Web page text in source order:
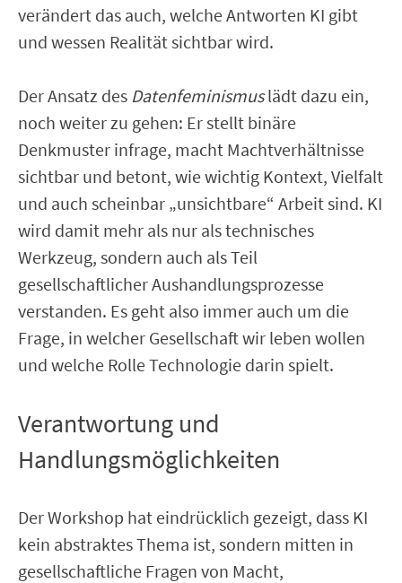
verändert das auch, welche Antworten KI gibt
und wessen Realität sichtbar wird.
Der Ansatz des Datenfeminismuslädt dazu ein,
noch weiter zu gehen: Er stellt binäre
Denkmuster infrage, macht Machtverhältnisse
sichtbar und betont, wie wichtig Kontext, Vielfalt
und auch scheinbar „unsichtbare“ Arbeit sind. KI
wird damit mehr als nur als technisches
Werkzeug, sondern auch als Teil
gesellschaftlicher Aushandlungsprozesse
verstanden. Es geht also immer auch um die
Frage, in welcher Gesellschaft wir leben wollen
und welche Rolle Technologie darin spielt.
Verantwortung und
Handlungsmöglichkeiten
Der Workshop hat eindrücklich gezeigt, dass KI
kein abstraktes Thema ist, sondern mitten in
gesellschaftliche Fragen von Macht,